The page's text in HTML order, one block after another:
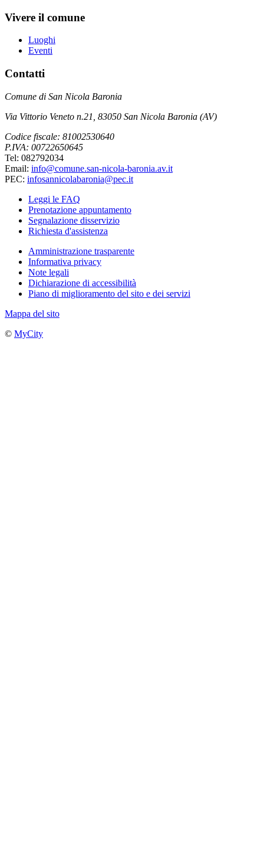
Vivere il comune
Luoghi
Eventi
Contatti
Comune di San Nicola Baronia
Via Vittorio Veneto n.21, 83050 San Nicola Baronia (AV)
Codice fiscale: 81002530640
P.IVA: 00722650645
Tel: 082792034
Email: info@comune.san-nicola-baronia.av.it
PEC: infosannicolabaronia@pec.it
Leggi le FAQ
Prenotazione appuntamento
Segnalazione disservizio
Richiesta d'assistenza
Amministrazione trasparente
Informativa privacy
Note legali
Dichiarazione di accessibilità
Piano di miglioramento del sito e dei servizi
Mappa del sito
© MyCity